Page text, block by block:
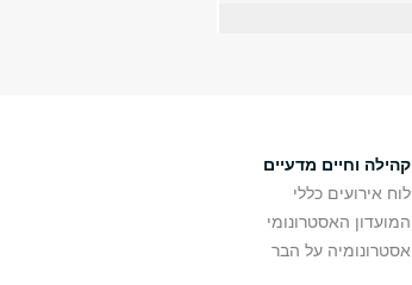
קהילה וחיים מדעיים
לוח אירועים כללי
המועדון האסטרונומי
אסטרונומיה על הבר